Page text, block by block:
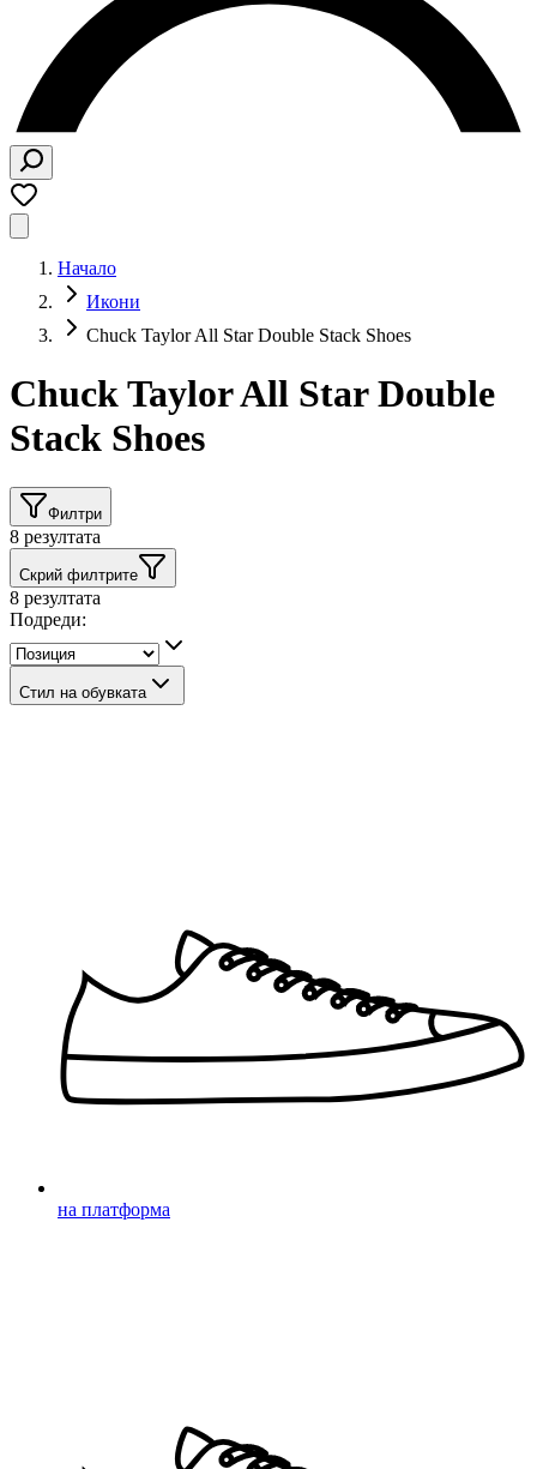
Начало
Икони
Chuck Taylor All Star Double Stack Shoes
Chuck Taylor All Star Double
Stack Shoes
Филтри
8 резултата
Скрий филтрите
8 резултата
Подреди:
Стил на обувката
на платформа